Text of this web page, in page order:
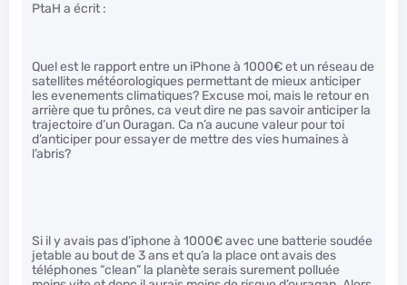
PtaH a écrit :
Quel est le rapport entre un iPhone à 1000€ et un réseau de
satellites météorologiques permettant de mieux anticiper
les evenements climatiques? Excuse moi, mais le retour en
arrière que tu prônes, ca veut dire ne pas savoir anticiper la
trajectoire d’un Ouragan. Ca n’a aucune valeur pour toi
d’anticiper pour essayer de mettre des vies humaines à
l’abris?
Si il y avais pas d’iphone à 1000€ avec une batterie soudée
jetable au bout de 3 ans et qu’a la place ont avais des
téléphones “clean” la planète serais surement polluée